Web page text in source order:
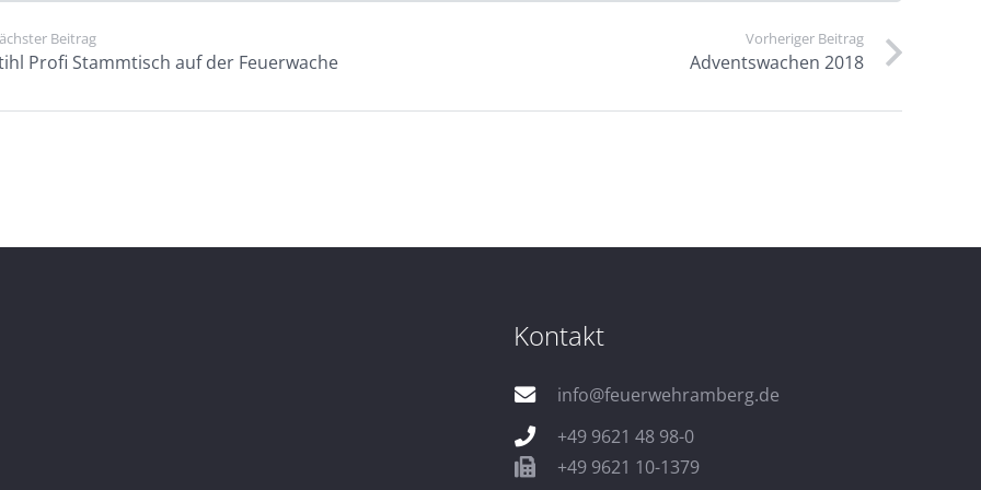
Beitrag
Profi Stammtisch auf der Feuerwache
Vorheriger Beitrag
Adventswachen 2018
Kontakt
info@feuerwehramberg.de
+49 9621 48 98-0
+49 9621 10-1379